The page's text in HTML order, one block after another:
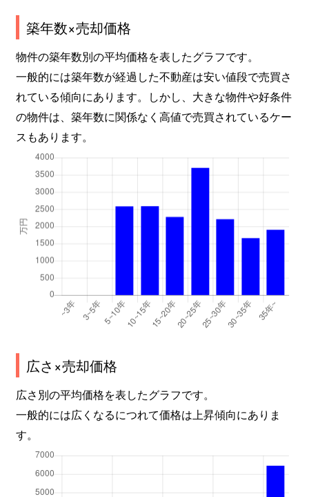
築年数×売却価格
物件の築年数別の平均価格を表したグラフです。
一般的には築年数が経過した不動産は安い値段で売買さ
れている傾向にあります。しかし、大きな物件や好条件
の物件は、築年数に関係なく高値で売買されているケー
スもあります。
広さ×売却価格
広さ別の平均価格を表したグラフです。
一般的には広くなるにつれて価格は上昇傾向にありま
す。